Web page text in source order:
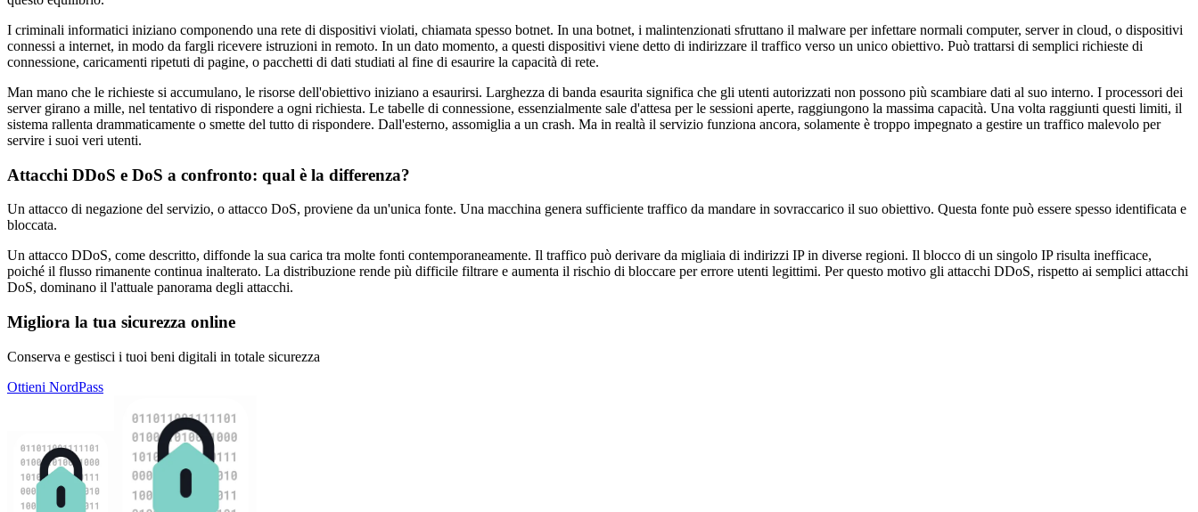
I criminali informatici iniziano componendo una rete di dispositivi violati, chiamata spesso botnet. In una botnet, i malintenzionati sfruttano il malware per infettare normali computer, server in cloud, o dispositivi
connessi a internet, in modo da fargli ricevere istruzioni in remoto. In un dato momento, a questi dispositivi viene detto di indirizzare il traffico verso un unico obiettivo. Può trattarsi di semplici richieste di
connessione, caricamenti ripetuti di pagine, o pacchetti di dati studiati al fine di esaurire la capacità di rete.
Man mano che le richieste si accumulano, le risorse dell'obiettivo iniziano a esaurirsi. Larghezza di banda esaurita significa che gli utenti autorizzati non possono più scambiare dati al suo interno. I processori dei
server girano a mille, nel tentativo di rispondere a ogni richiesta. Le tabelle di connessione, essenzialmente sale d'attesa per le sessioni aperte, raggiungono la massima capacità. Una volta raggiunti questi limiti, il
sistema rallenta drammaticamente o smette del tutto di rispondere. Dall'esterno, assomiglia a un crash. Ma in realtà il servizio funziona ancora, solamente è troppo impegnato a gestire un traffico malevolo per
servire i suoi veri utenti.
Attacchi DDoS e DoS a confronto: qual è la differenza?
Un attacco di negazione del servizio, o attacco DoS, proviene da un'unica fonte. Una macchina genera sufficiente traffico da mandare in sovraccarico il suo obiettivo. Questa fonte può essere spesso identificata e
bloccata.
Un attacco DDoS, come descritto, diffonde la sua carica tra molte fonti contemporaneamente. Il traffico può derivare da migliaia di indirizzi IP in diverse regioni. Il blocco di un singolo IP risulta inefficace,
poiché il flusso rimanente continua inalterato. La distribuzione rende più difficile filtrare e aumenta il rischio di bloccare per errore utenti legittimi. Per questo motivo gli attacchi DDoS, rispetto ai semplici attacchi
DoS, dominano il l'attuale panorama degli attacchi.
Migliora la tua sicurezza online
Conserva e gestisci i tuoi beni digitali in totale sicurezza
Ottieni NordPass